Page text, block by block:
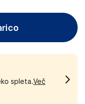
spleta.Več